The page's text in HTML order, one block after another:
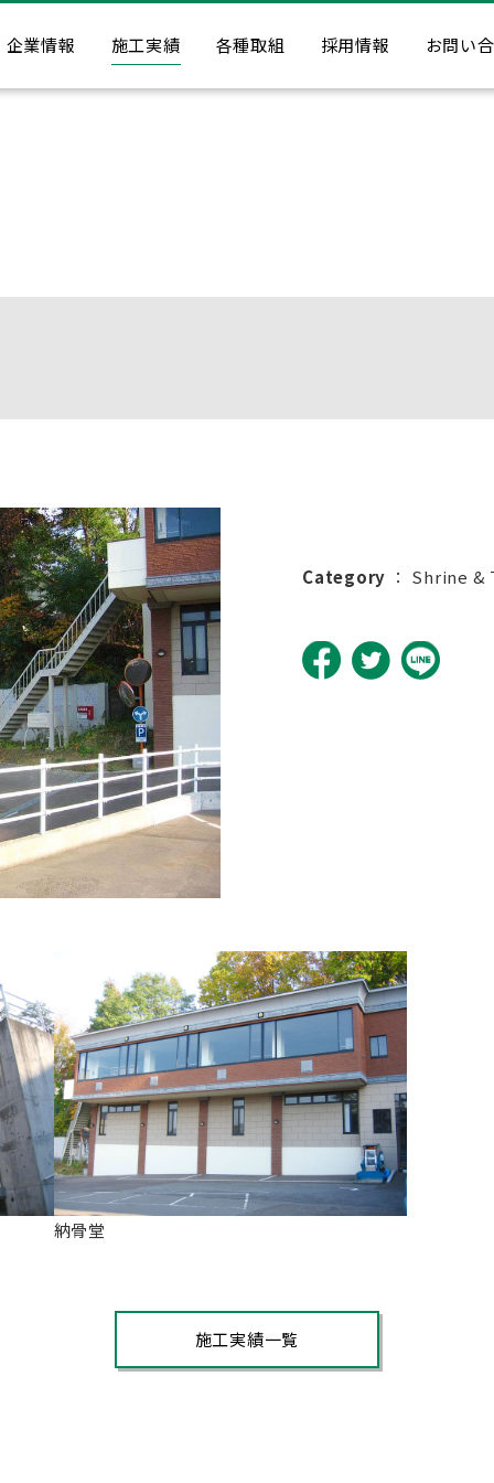
企業情報 施工実績 各種取組 採用情報 お問い
Category ： Shrine &
納骨堂
施工実績一覧